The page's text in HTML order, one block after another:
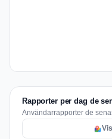
Rapporter per dag de
Användarrapporter de